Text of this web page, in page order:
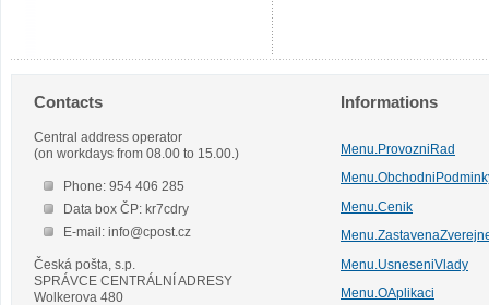
Contacts
Central address operator
(on workdays from 08.00 to 15.00.)
Phone: 954 406 285
Data box ČP: kr7cdry
E-mail: info@cpost.cz
Česká pošta, s.p.
SPRÁVCE CENTRÁLNÍ ADRESY
Wolkerova 480
Informations
Menu.ProvozniRad
Menu.Cenik
Menu.UsneseniVlady
Menu.OAplikaci